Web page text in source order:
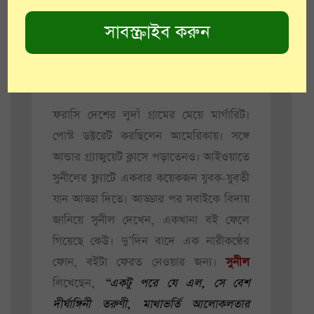
মার্গারিটের সঙ্গে।
আরও পড়ুন:সুনীলের মালা গিয়ে
ফরাসি দেশের লুদাঁ গ্রামের মেয়ে মার্গারিট।
পোস্ট ডক্টরেট করছিলেন আমেরিকায়। সঙ্গে
আন্ডার গ্র্যাজুয়েট ক্লাসে পড়াতেনও। আইওয়াতে
সুনীলের ফ্ল্যাটে একবার কয়েকজন যুবক-যুবতী
যান আড্ডা দিতে। আড্ডার পর সবাইকে বিদায়
জানিয়ে সুনীল দেখেন, একখানা বই ফেলে
গিয়েছে কেউ। দু’দিন বাদে এক নারীকণ্ঠের
ফোন, বইটা ফেরত নেওয়ার জন্য।সুনীল
লিখেছেন,
“একটু পরে যে এল, সে বেশ
দীর্ঘাঙ্গিনী তরুণী, মাথাভর্তি আলোকলতার